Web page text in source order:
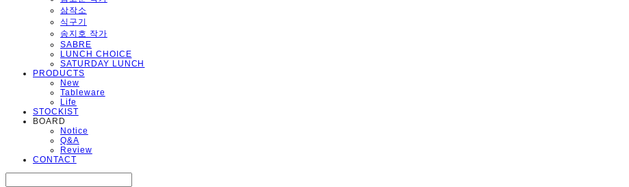
삼작소
식구기
송지호 작가
SABRE
LUNCH CHOICE
SATURDAY LUNCH
PRODUCTS
New
Tableware
Life
STOCKIST
BOARD
Notice
Q&A
Review
CONTACT